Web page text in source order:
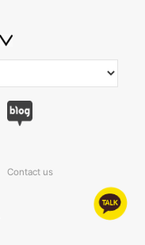
Contact us